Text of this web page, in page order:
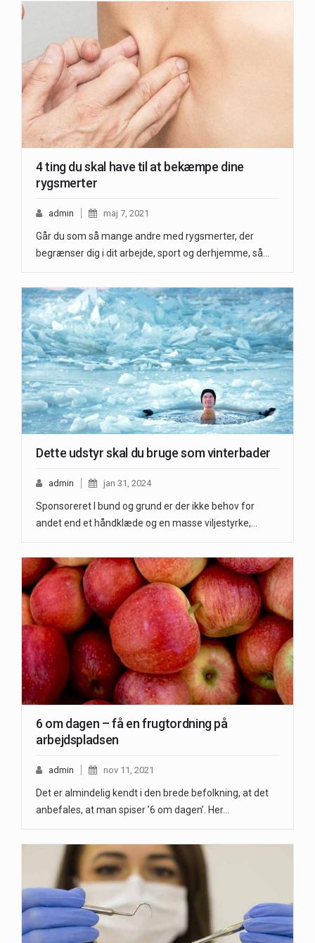
4 ting du skal have til at bekæmpe dine
rygsmerter
admin maj 7, 2021
Går du som så mange andre med rygsmerter, der
begrænser dig i dit arbejde, sport og derhjemme, så…
Dette udstyr skal du bruge som vinterbader
admin jan 31, 2024
Sponsoreret I bund og grund er der ikke behov for
andet end et håndklæde og en masse viljestyrke,…
6 om dagen – få en frugtordning på
arbejdspladsen
admin nov 11, 2021
Det er almindelig kendt i den brede befolkning, at det
anbefales, at man spiser ’6 om dagen’. Her…